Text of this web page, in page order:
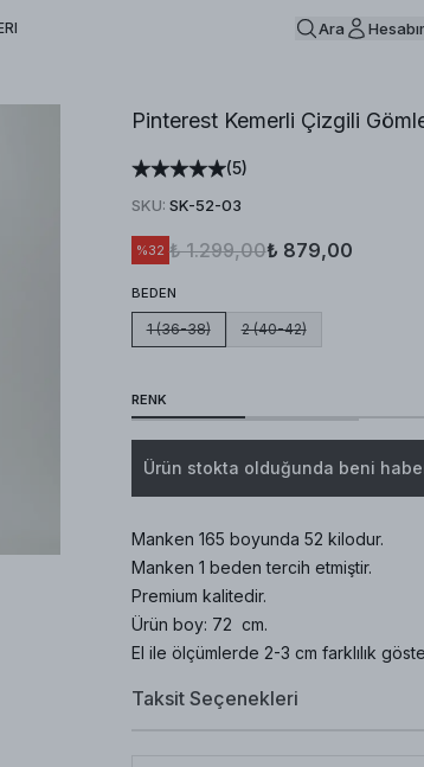
Ara
Pinterest Kemerli Çizgili
(5)
SKU: SK-52-03
%32 ₺ 1.299,00₺ 879,00
BEDEN
1 (36-38) 2 (40-42)
RENK
Ürün stokta olduğunda beni
Manken 165 boyunda 52 kilodur.
Manken 1 beden tercih etmiştir.
Premium kalitedir.
Ürün boy: 72 cm.
El ile ölçümlerde 2-3 cm farklılık
Taksit Seçenekleri